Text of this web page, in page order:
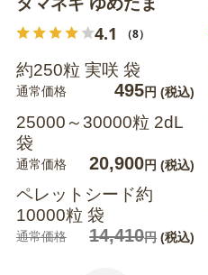
4.1 （8）
約250粒 実咲 袋
通常価格 495円 (税込)
25000～30000粒 2dL
袋
通常価格 20,900円 (税込)
ペレットシード約
10000粒 袋
通常価格 14,410円(税込)